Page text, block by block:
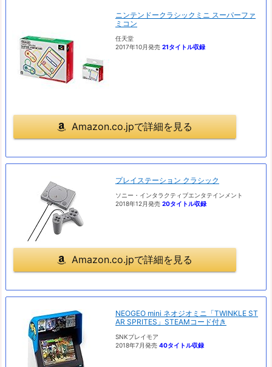
ニンテンドークラシックミニ スーパーファ
ミコン
任天堂
2017年10月発売 21タイトル収録
Amazon.co.jpで詳細を見る
プレイステーション クラシック
ソニー・インタラクティブエンタテインメント
2018年12月発売 20タイトル収録
Amazon.co.jpで詳細を見る
NEOGEO mini ネオジオミニ「TWINKLE ST
AR SPRITES」STEAMコード付き
SNKプレイモア
2018年7月発売 40タイトル収録